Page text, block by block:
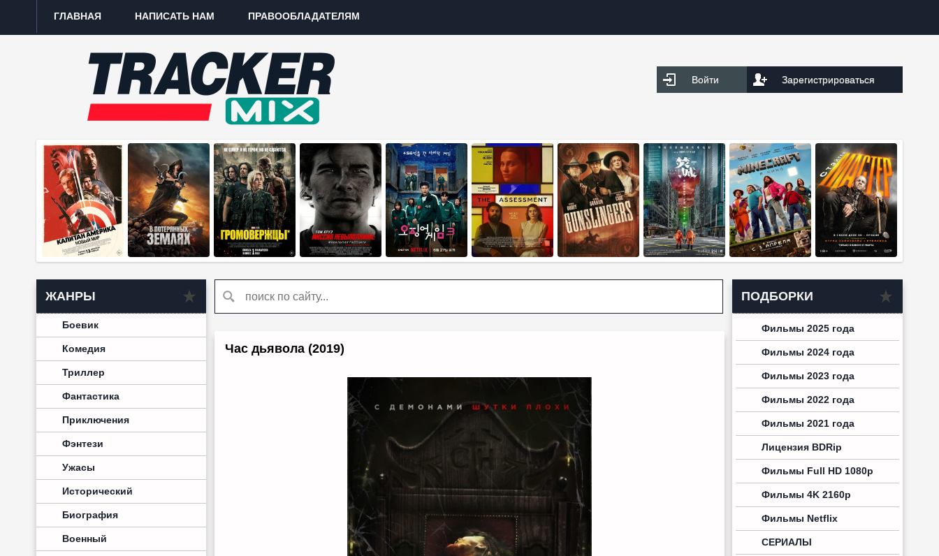
ГЛАВНАЯ НАПИСАТЬ НАМ ПРАВООБЛАДАТЕЛЯМ
Войти Зарегистрироваться
ЖАНРЫ
Боевик
Комедия
Триллер
Фантастика
Приключения
Фэнтези
Ужасы
Исторический
Биография
Военный
Час дьявола (2019)
ПОДБОРКИ
Фильмы 2025 года
Фильмы 2024 года
Фильмы 2023 года
Фильмы 2022 года
Фильмы 2021 года
Лицензия BDRip
Фильмы Full HD 1080p
Фильмы 4K 2160p
Фильмы Netflix
СЕРИАЛЫ